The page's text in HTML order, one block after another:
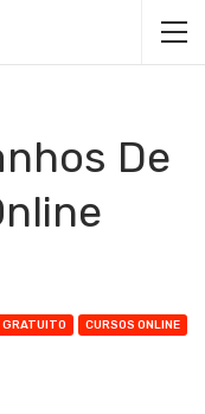
De
GRATUITO CURSOS ONLINE